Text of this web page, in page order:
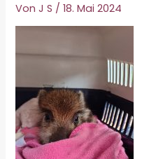
VonJ S /18. Mai 2024